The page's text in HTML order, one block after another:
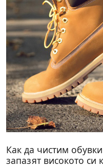
Как да чистим
запазят високото си